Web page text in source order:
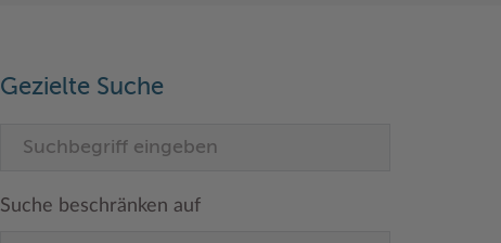
Gezielte Suche
Suche beschränken auf